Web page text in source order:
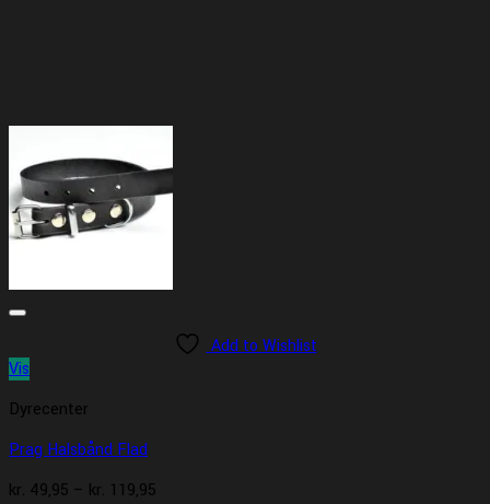
Add to Wishlist
Vis
Dyrecenter
Prag Halsbånd Flad
kr. 49,95 – kr. 119,95